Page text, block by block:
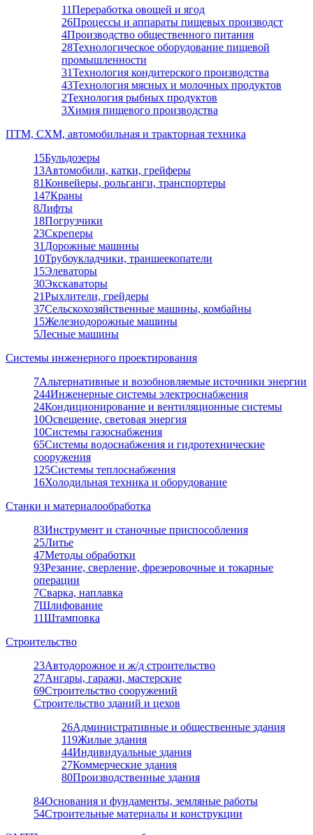
11Переработка овощей и ягод
26Процессы и аппараты пищевых производст
4Производство общественного питания
28Технологическое оборудование пищевой
промышленности
31Технология кондитерского производства
43Технология мясных и молочных продуктов
2Технология рыбных продуктов
3Химия пищевого производства
ПТМ, СХМ, автомобильная и тракторная техника
15Бульдозеры
13Автомобили, катки, грейферы
81Конвейеры, рольганги, транспортеры
147Краны
8Лифты
18Погрузчики
23Скреперы
31 Дорожные машины
10Трубоукладчики, траншеекопатели
15Элеваторы
30Экскаваторы
21Рыхлители, грейдеры
37Сельскохозяйственные машины, комбайны
15Железнодорожные машины
5Лесные машины
Системы инженерного проектирования
7Альтернативные и возобновляемые источники энергии
244Инженерные системы электроснабжения
24Кондиционирование и вентиляционные системы
10Освещение, световая энергия
10Системы газоснабжения
65Системы водоснабжения и гидротехнические
сооружения
125Системы теплоснабжения
16Холодильная техника и оборудование
Станки и материалообработка
83Инструмент и станочные приспособления
25Литье
47Методы обработки
93Резание, сверление, фрезеровочные и токарные
операции
7Сварка, наплавка
7Шлифование
11Штамповка
Строительство
23Автодорожное и ж/д строительство
27Ангары, гаражи, мастерские
69Строительство сооружений
Строительство зданий и цехов
26Административные и общественные здания
119Жилые здания
44Индивидуальные здания
27Коммерческие здания
80Производственные здания
84Основания и фундаменты, земляные работы
54Строительные материалы и конструкции